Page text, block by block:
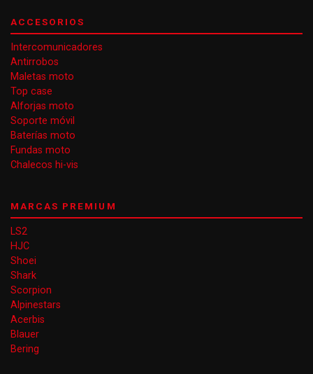
ACCESORIOS
Intercomunicadores
Antirrobos
Maletas moto
Top case
Alforjas moto
Soporte móvil
Baterías moto
Fundas moto
Chalecos hi-vis
MARCAS PREMIUM
LS2
HJC
Shoei
Shark
Scorpion
Alpinestars
Acerbis
Blauer
Bering